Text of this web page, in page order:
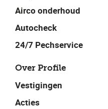
Airco onderhoud
Autocheck
24/7 Pechservice
Over Profile
Vestigingen
Acties